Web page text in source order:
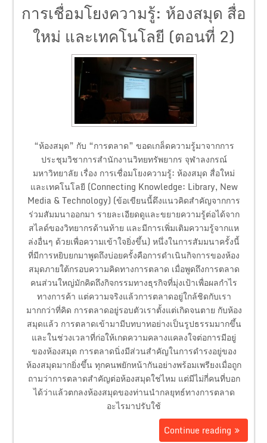
การเชื่อมโยงความรู้: ห้องสมุด สื่อ
ใหม่ และเทคโนโลยี (ตอนที่ 2)
“ห้องสมุด” กับ “การตลาด” ขอดเกล็ดความรู้มาจากการ
ประชุมวิชาการสำนักงานวิทยทรัพยากร จุฬาลงกรณ์
มหาวิทยาลัย เรื่อง การเชื่อมโยงความรู้: ห้องสมุด สื่อใหม่
และเทคโนโลยี (Connecting Knowledge: Library, New
Media & Technology) (ข้อเขียนนี้ดึงแนวคิดสำคัญจากการ
ร่วมสัมมนาออกมา รายละเอียดดูและขยายความรู้ต่อได้จาก
สไลด์ของวิทยากรด้านท้าย และมีการเพิ่มเติมความรู้จากแห
ล่งอื่นๆ ด้วยเพื่อความเข้าใจยิ่งขึ้น) หนึ่งในการสัมมนาครั้งนี้
ที่มีการหยิบยกมาพูดถึงบ่อยครั้งคือการดำเนินกิจการของห้อง
สมุดภายใต้กรอบความคิดทางการตลาด เมื่อพูดถึงการตลาด
คนส่วนใหญ่มักคิดถึงกิจกรรมทางธุรกิจที่มุ่งเป้าเพื่อผลกำไร
ทางการค้า แต่ความจริงแล้วการตลาดอยู่ใกล้ชิดกับเรา
มากกว่าที่คิด การตลาดอยู่รอบตัวเราตั้งแต่เกิดจนตาย กับห้อง
สมุดแล้ว การตลาดเข้ามามีบทบาทอย่างเป็นรูปธรรมมากขึ้น
และในช่วงเวลาที่ก่อให้เกดความคลางแคลงใจต่อการมีอยู่
ของห้องสมุด การตลาดนิ่งมีส่วนสำคัญในการดำรงอยู่ของ
ห้องสมุดมากยิ่งขึ้น ทุกคนพยักหน้ากันอย่างพร้อมเพรียงเมื่อถูก
ถามว่าการตลาดสำคัญต่อห้องสมุดใช่ไหม แต่มีไม่กี่คนที่บอก
ได้ว่าแล้วตกลงห้องสมุดของท่านนำกลยุทธ์ทางการตลาด
อะไรมาปรับใช้
Continue reading